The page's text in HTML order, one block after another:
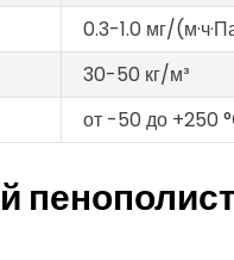
0.3-1.0 мг/
30-50 кг/м³
от -50 до +250